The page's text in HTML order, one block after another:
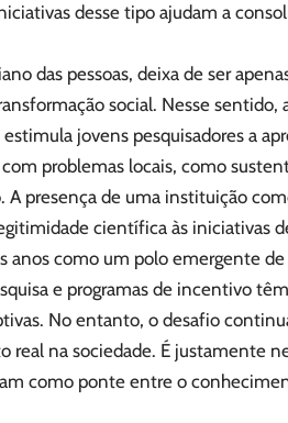
desse tipo ajudam a
das pessoas, deixa de ser
social. Nesse sentido,
jovens pesquisadores a
problemas locais, como
presença de uma instituição
científica às iniciativas
anos como um polo emergente
e programas de incentivo
No entanto, o desafio
na sociedade. É justamente
como ponte entre o